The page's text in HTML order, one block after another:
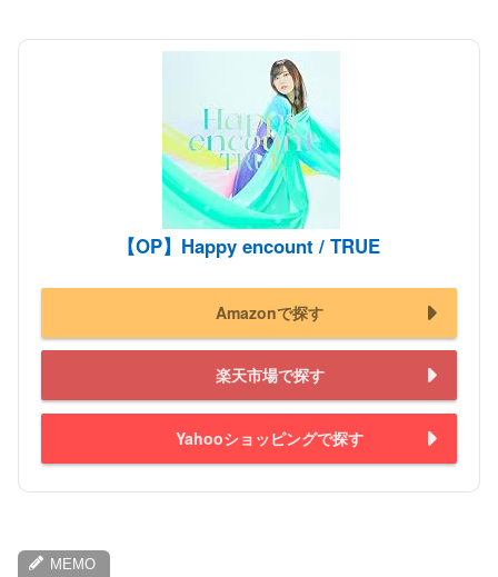
【OP】Happy encount / TRUE
Amazonで探す
楽天市場で探す
Yahooショッピングで探す